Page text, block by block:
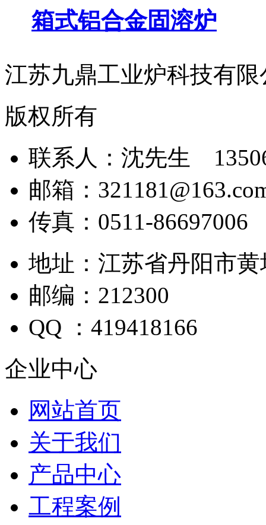
箱式铝合金固溶炉
江苏九鼎工业炉科技有限
版权所有
联系人：沈先生
邮箱：
传真：0511-86697006
地址：江苏省丹阳市
邮编：212300
QQ ：419418166
企业中心
网站首页
关于我们
产品中心
工程案例